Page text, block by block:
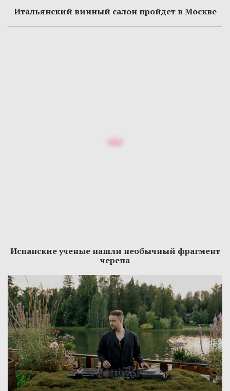
Итальянский винный салон пройдет в Москве
Испанские ученые нашли необычный фрагмент
черепа